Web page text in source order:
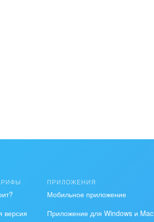
версия
ПРИЛОЖЕНИЯ
Мобильное приложение
Приложение для Windows и Mac